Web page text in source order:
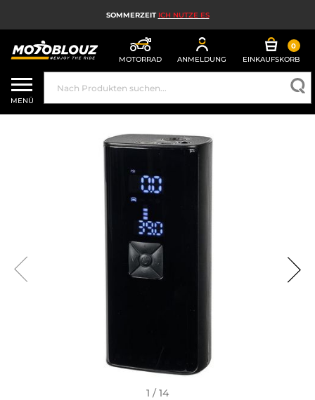
SOMMERZEIT ICH NUTZE ES
MOTORRAD ANMELDUNG
0
EINKAUFSKORB
MOTORRADHELM
MOTORRADAUSRÜSTUNG FÜR HERREN
MOTORRADAUSRÜSTUNG FÜR DAMEN
MX, ENDURO UND TRAIL
HIGH-TECH-MOTORRAD
MOTORRAD-AIRBAG
MOTORRADTEILE UND WERKZEUGE
SPORTBEKLEIDUNG
SPEZIELLE ANGEBOTE UND SONDERAKTIONEN
MENÜ
1 / 14